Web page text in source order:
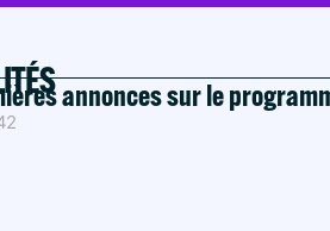
annonces sur le